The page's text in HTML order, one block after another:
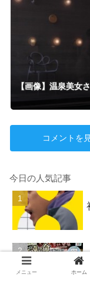
【画像】温泉美女
コメントを
今日の人気記事
メニュー ホーム